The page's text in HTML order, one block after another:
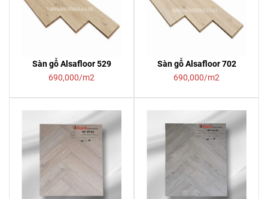
Sàn gỗ Alsafloor 529
690,000/m2
Sàn gỗ Alsafloor 702
690,000/m2